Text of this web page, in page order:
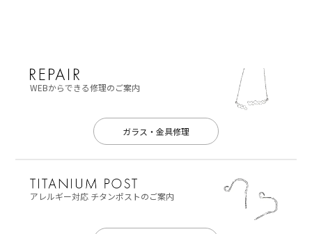
WEBからできる修理のご案内
ガラス・金具修理
アレルギー対応チタンポストのご案内